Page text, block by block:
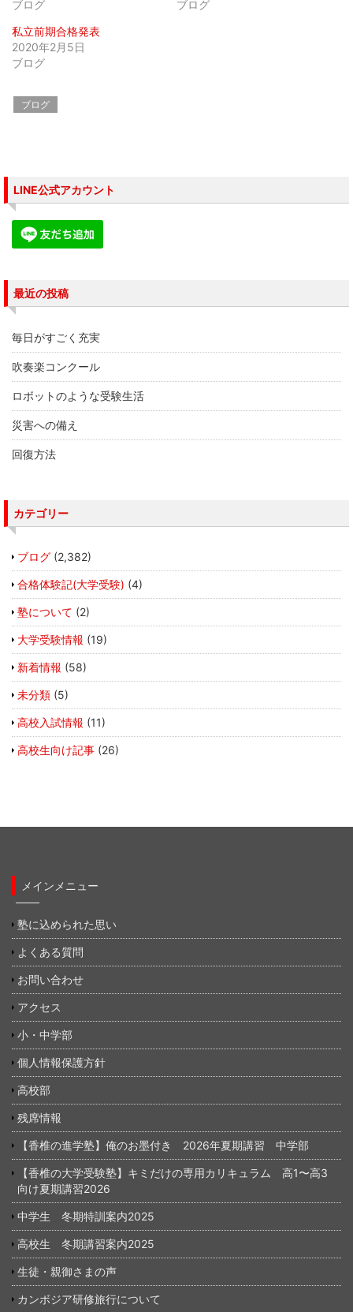
ま
)
ン
ド
ウ
ブログ
ブログ
私立前期合格発表
2020年2月5日
ブログ
ブログ
LINE公式アカウント
最近の投稿
毎日がすごく充実
吹奏楽コンクール
ロボットのような受験生活
災害への備え
回復方法
カテゴリー
ブログ (2,382)
合格体験記(大学受験) (4)
塾について (2)
大学受験情報 (19)
新着情報 (58)
未分類 (5)
高校入試情報 (11)
高校生向け記事 (26)
メインメニュー
塾に込められた思い
よくある質問
お問い合わせ
アクセス
小・中学部
個人情報保護方針
高校部
残席情報
【香椎の進学塾】俺のお墨付き 2026年夏期講習 中学部
【香椎の大学受験塾】キミだけの専用カリキュラム 高1〜高3
向け夏期講習2026
中学生 冬期特訓案内2025
高校生 冬期講習案内2025
生徒・親御さまの声
カンボジア研修旅行について